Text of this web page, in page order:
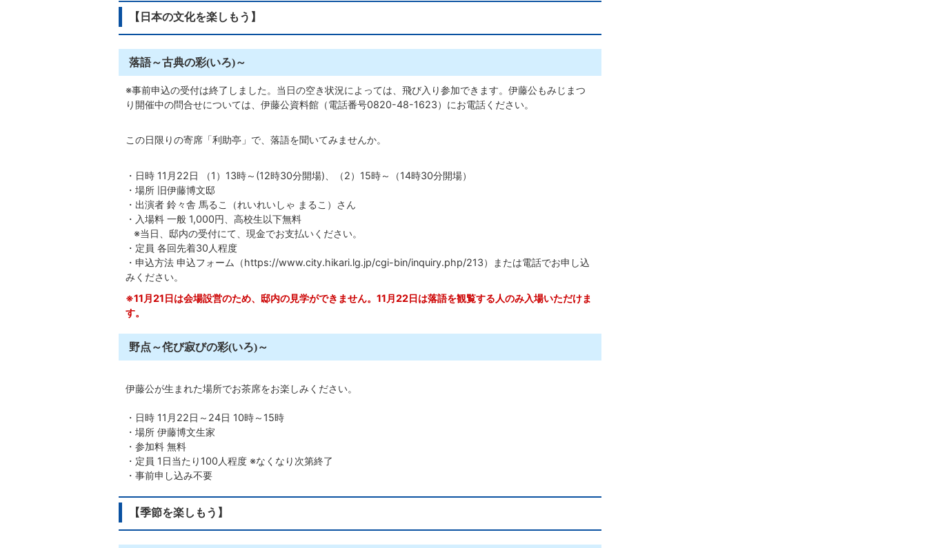
【日本の文化を楽しもう】
落語～古典の彩(いろ)～
※事前申込の受付は終了しました。当日の空き状況によっては、飛び入り参加できます。伊藤公もみじまつ
り開催中の問合せについては、伊藤公資料館（電話番号0820-48-1623）にお電話ください。
この日限りの寄席「利助亭」で、落語を聞いてみませんか。
・日時 11月22日 （1）13時～(12時30分開場)、（2）15時～（14時30分開場）
・場所 旧伊藤博文邸
・出演者 鈴々舎 馬るこ（れいれいしゃ まるこ）さん
・入場料 一般 1,000円、高校生以下無料
※当日、邸内の受付にて、現金でお支払いください。
・定員 各回先着30人程度
・申込方法 申込フォーム（https://www.city.hikari.lg.jp/cgi-bin/inquiry.php/213）
または電話でお申し込
みください。
※11月21日は会場設営のため、邸内の見学ができません。11月22日は落語を観覧する人のみ入場いただけま
す。
野点～侘び寂びの彩(いろ)～
伊藤公が生まれた場所でお茶席をお楽しみください。
・日時 11月22日～24日 10時～15時
・場所 伊藤博文生家
・参加料 無料
・定員 1日当たり100人程度 ※なくなり次第終了
・事前申し込み不要
【季節を楽しもう】